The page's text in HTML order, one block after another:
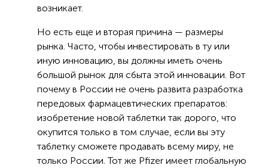
возникает.
Но есть еще и вторая причина — размеры
рынка. Часто, чтобы инвестировать в ту или
иную инновацию, вы должны иметь очень
большой рынок для сбыта этой инновации. Вот
почему в России не очень развита разработка
передовых фармацевтических препаратов:
изобретение новой таблетки так дорого, что
окупится только в том случае, если вы эту
таблетку сможете продавать всему миру, не
только России. Тот же Pfizer имеет глобальную